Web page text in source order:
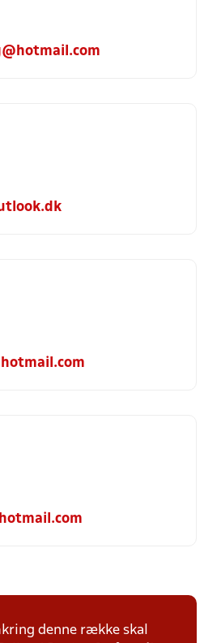
denne række skal